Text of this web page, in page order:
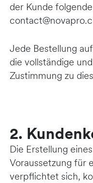
der Kunde
Jede Bestellung auf
die vollständige
Zustimmung zu
2.
Die Erstellung
Voraussetzung für
verpflichtet sich,